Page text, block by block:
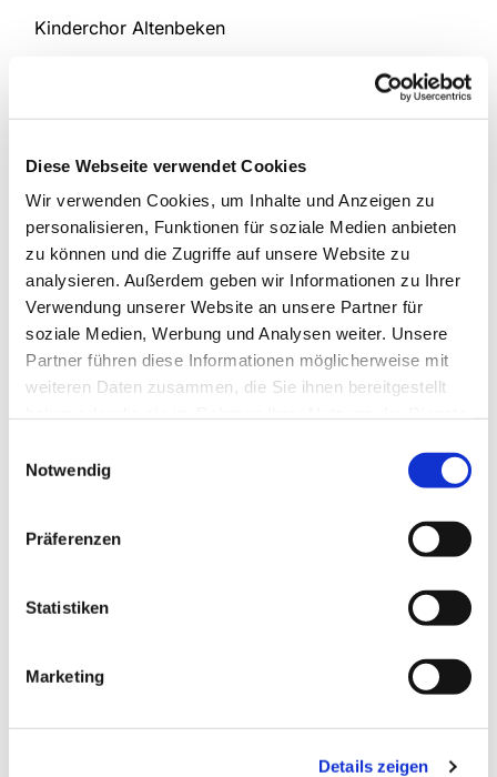
Diese Webseite verwendet Cookies
Wir verwenden Cookies, um Inhalte und Anzeigen zu
personalisieren, Funktionen für soziale Medien anbieten
zu können und die Zugriffe auf unsere Website zu
analysieren. Außerdem geben wir Informationen zu Ihrer
Verwendung unserer Website an unsere Partner für
soziale Medien, Werbung und Analysen weiter. Unsere
Partner führen diese Informationen möglicherweise mit
weiteren Daten zusammen, die Sie ihnen bereitgestellt
Notwendig
Präferenzen
Statistiken
Marketing
Details zeigen
Kinderchor Altenbeken
Ansprechpartnerin: Britta Claes Tel.: 052 55 -9 33